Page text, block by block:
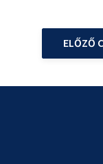
ELŐZŐ